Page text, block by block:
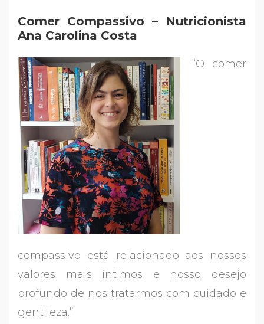
Comer Compassivo – Nutricionista
Ana Carolina Costa
“O comer
compassivo está relacionado aos nossos
valores mais íntimos e nosso desejo
profundo de nos tratarmos com cuidado e
gentileza.”